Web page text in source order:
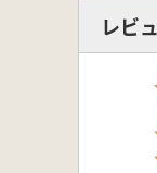
レビ